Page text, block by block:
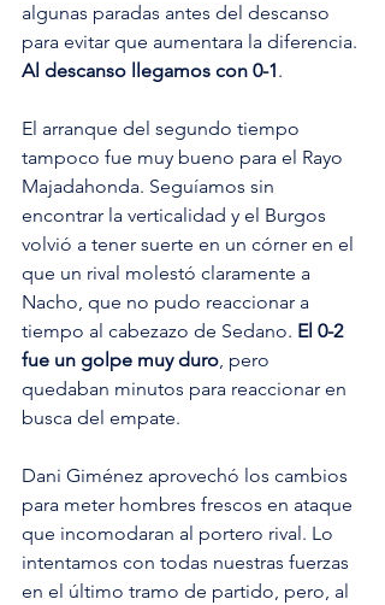
algunas paradas antes del descanso
para evitar que aumentara la diferencia.
Al descanso llegamos con 0-1.
El arranque del segundo tiempo
tampoco fue muy bueno para el Rayo
Majadahonda. Seguíamos sin
encontrar la verticalidad y el Burgos
volvió a tener suerte en un córner en el
que un rival molestó claramente a
Nacho, que no pudo reaccionar a
tiempo al cabezazo de Sedano. El 0-2
fue un golpe muy duro, pero
quedaban minutos para reaccionar en
busca del empate.
Dani Giménez aprovechó los cambios
para meter hombres frescos en ataque
que incomodaran al portero rival. Lo
intentamos con todas nuestras fuerzas
en el último tramo de partido, pero, al